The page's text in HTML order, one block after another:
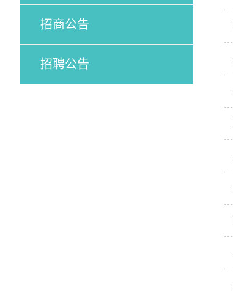
招商公告
招聘公告